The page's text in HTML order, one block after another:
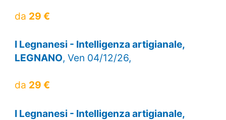
da 29 €
I Legnanesi - Intelligenza artigianale,
LEGNANO, Ven 04/12/26,
da 29 €
I Legnanesi - Intelligenza artigianale,